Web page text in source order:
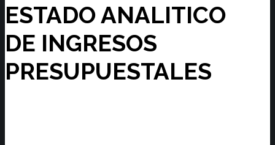
ESTADO ANALITICO
DE INGRESOS
PRESUPUESTALES